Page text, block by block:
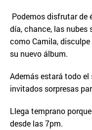
Podemos disfrutar
día, chance, las nubes
como Camila,
su nuevo álbum.
Además estará todo
invitados sorpresas
Llega temprano
desde las 7pm.